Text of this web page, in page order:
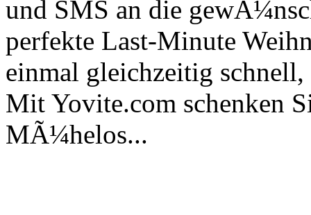
und SMS an die
perfekte Last-Minute
einmal gleichzeitig
Mit Yovite.com schenken
MÃ¼helos...